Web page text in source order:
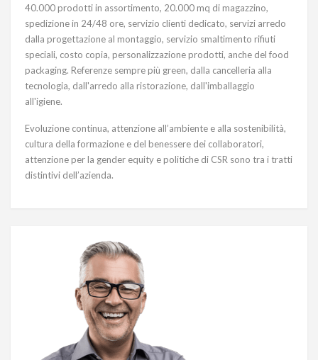
40.000 prodotti in assortimento, 20.000 mq di magazzino,
spedizione in 24/48 ore, servizio clienti dedicato, servizi arredo
dalla progettazione al montaggio, servizio smaltimento rifiuti
speciali, costo copia, personalizzazione prodotti, anche del food
packaging. Referenze sempre più green, dalla cancelleria alla
tecnologia, dall'arredo alla ristorazione, dall'imballaggio
all'igiene.
Evoluzione continua, attenzione all’ambiente e alla sostenibilità,
cultura della formazione e del benessere dei collaboratori,
attenzione per la gender equity e politiche di CSR sono tra i tratti
distintivi dell’azienda.